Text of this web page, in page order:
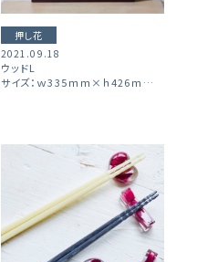
押し花
2021.09.18
ウッドL
サイズ：ｗ335ｍｍ×ｈ426ｍｍ×ｄ14mm ディスプレイタイプ：壁掛け ※マホガニー、ホワイト２色ご用意がございます。